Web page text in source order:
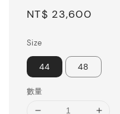
Regular
NT$ 23,600
Size
44 48
數量